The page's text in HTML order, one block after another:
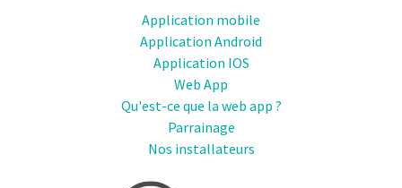
Application mobile
Application Android
Application IOS
Web App
Qu'est-ce que la web app ?
Parrainage
Nos installateurs